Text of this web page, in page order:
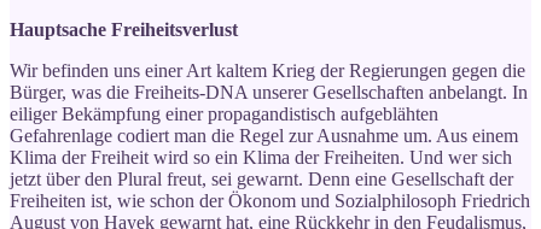
Hauptsache Freiheitsverlust
Wir befinden uns einer Art kaltem Krieg der Regierungen gegen die
Bürger, was die Freiheits-DNA unserer Gesellschaften anbelangt. In
eiliger Bekämpfung einer propagandistisch aufgeblähten
Gefahrenlage codiert man die Regel zur Ausnahme um. Aus einem
Klima der Freiheit wird so ein Klima der Freiheiten. Und wer sich
jetzt über den Plural freut, sei gewarnt. Denn eine Gesellschaft der
Freiheiten ist, wie schon der Ökonom und Sozialphilosoph Friedrich
August von Hayek gewarnt hat, eine Rückkehr in den Feudalismus,